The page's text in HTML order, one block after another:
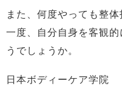
また、何度やっても整
一度、自分自身を客観
うでしょうか。
日本ボディーケア学院